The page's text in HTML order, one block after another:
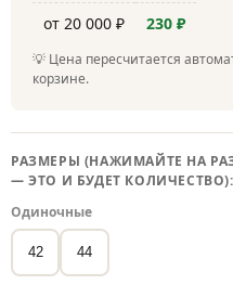
от 20 000 ₽
230 ₽
💡 Цена пересчитается
корзине.
РАЗМЕРЫ (НАЖИМАЙТЕ НА
— ЭТО И БУДЕТ КОЛИЧЕСТВО):
Одиночные
42 44